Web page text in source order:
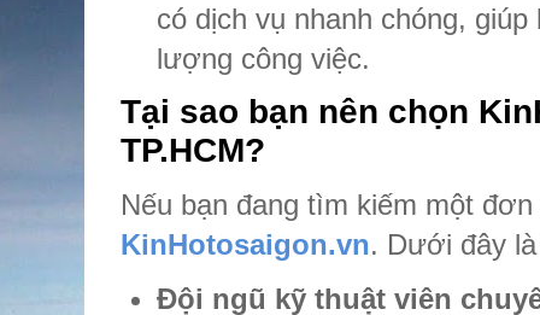
có dịch vụ nhanh chóng,
lượng công việc.
Tại sao bạn nên chọn
TP.HCM?
Nếu bạn đang tìm kiếm một
KinHotosaigon.vn. Dưới đây
Đội ngũ kỹ thuật viên